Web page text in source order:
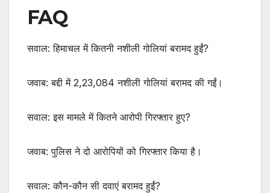
FAQ
सवाल: हिमाचल में कितनी नशीली गोलियां बरामद हुईं?
जवाब: बद्दी में 2,23,084 नशीली गोलियां बरामद की गईं।
सवाल: इस मामले में कितने आरोपी गिरफ्तार हुए?
जवाब: पुलिस ने दो आरोपियों को गिरफ्तार किया है।
सवाल: कौन-कौन सी दवाएं बरामद हुईं?